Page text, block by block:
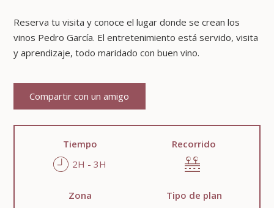
Reserva tu visita y conoce el lugar donde se crean los
vinos Pedro García. El entretenimiento está servido, visita
y aprendizaje, todo maridado con buen vino.
Compartir con un amigo
Tiempo
2H - 3H
Recorrido
Zona
Tipo de plan